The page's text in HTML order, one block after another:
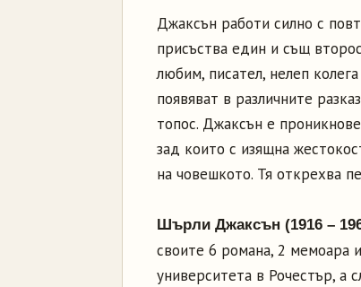
Джаксън работи силно с
присъства един и същ
любим, писател, нелеп
появяват в различните
топос. Джаксън е
зад които с изящна
на човешкото. Тя открехва
Шърли Джаксън (1916 –
своите 6 романа, 2 мемоара
университета в Рочестър, а